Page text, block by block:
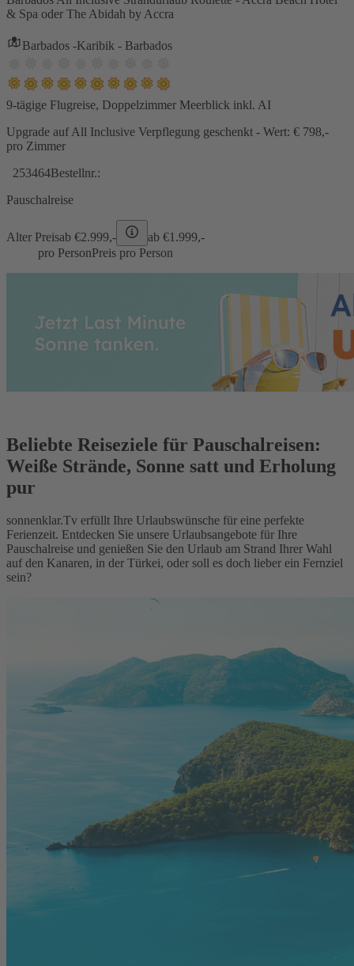
& Spa oder The Abidah by Accra
Barbados -Karibik - Barbados
9-tägige Flugreise, Doppelzimmer Meerblick inkl. AI
Upgrade auf All Inclusive Verpflegung geschenkt - Wert: € 798,-
pro Zimmer
253464Bestellnr.:
Pauschalreise
Alter Preisab €2.999,- ab €1.999,-
pro PersonPreis pro Person
Beliebte Reiseziele für Pauschalreisen:
Weiße Strände, Sonne satt und Erholung
pur
sonnenklar.Tv erfüllt Ihre Urlaubswünsche für eine perfekte
Ferienzeit. Entdecken Sie unsere Urlaubsangebote für Ihre
Pauschalreise und genießen Sie den Urlaub am Strand Ihrer Wahl
auf den Kanaren, in der Türkei, oder soll es doch lieber ein Fernziel
sein?